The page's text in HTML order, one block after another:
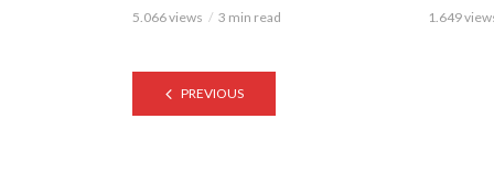
5.066 views 3 min read 1.649
PREVIOUS